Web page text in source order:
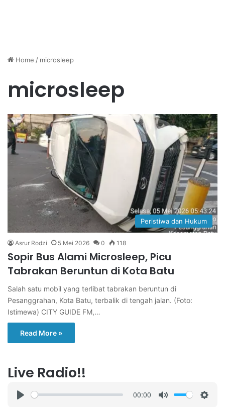
Home / microsleep
microsleep
Peristiwa dan Hukum
Asrur Rodzi 5 Mei 2026 0 118
Sopir Bus Alami Microsleep, Picu
Tabrakan Beruntun di Kota Batu
Salah satu mobil yang terlibat tabrakan beruntun di
Pesanggrahan, Kota Batu, terbalik di tengah jalan. (Foto:
Istimewa) CITY GUIDE FM,…
Read More »
Live Radio!!
00:00